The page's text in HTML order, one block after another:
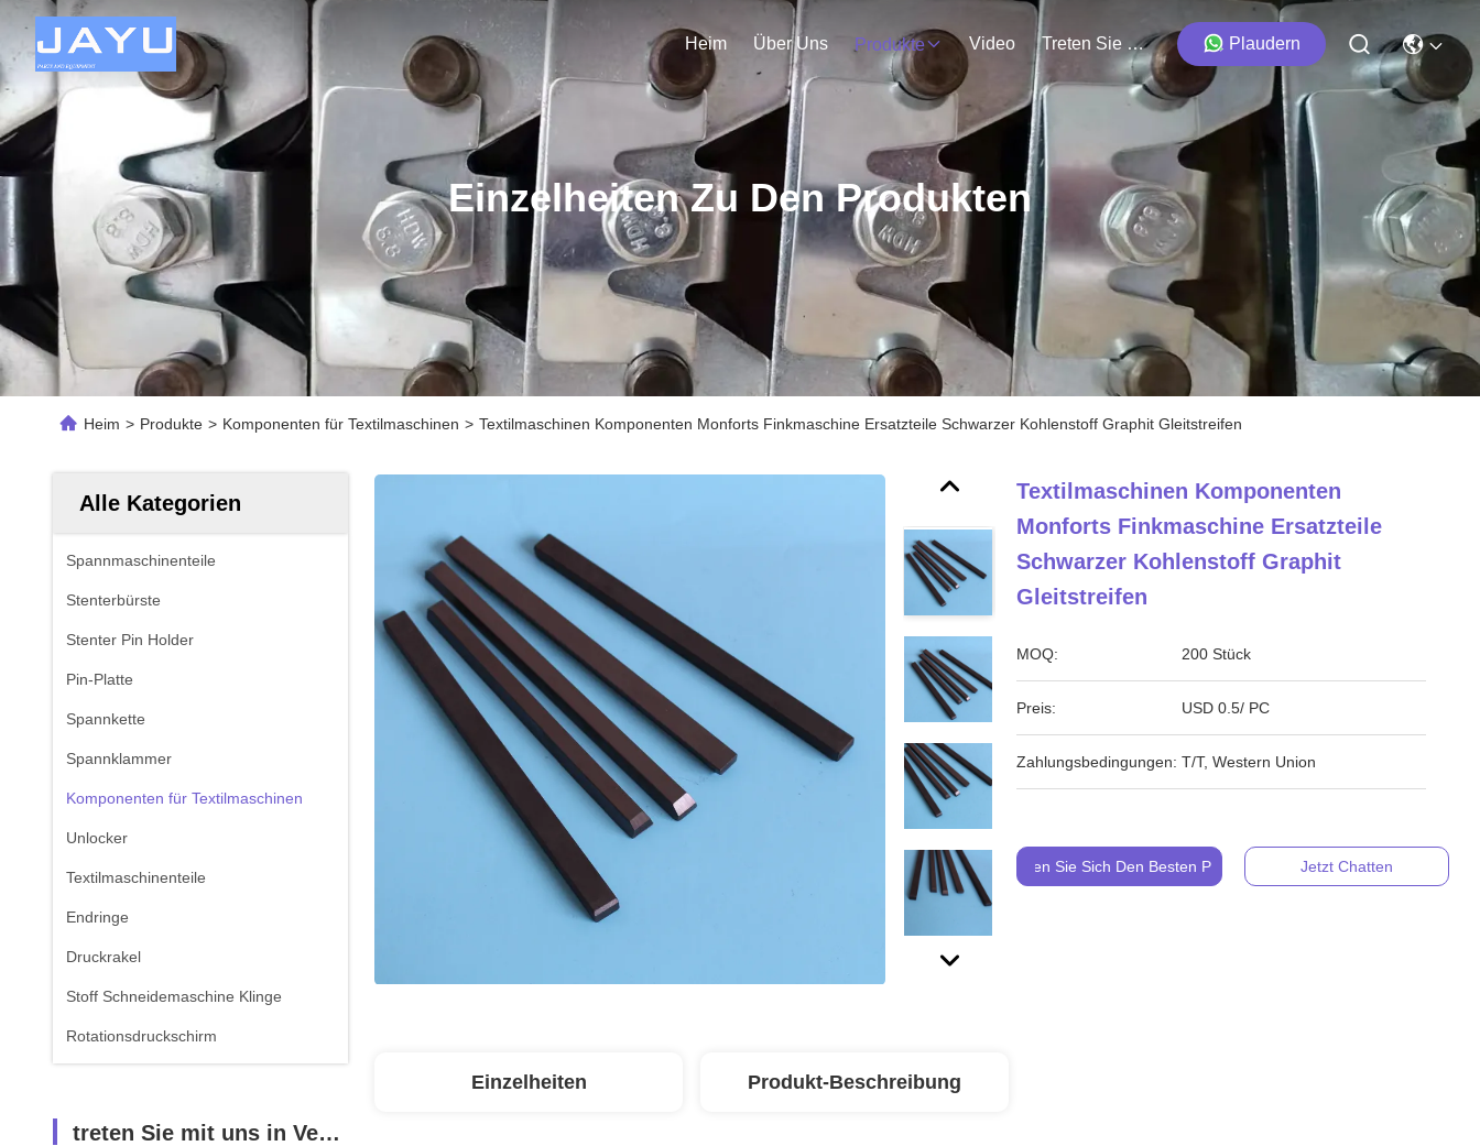
Heim Über Uns Produkte Video Treten Sie Mit Uns In Verbindung Plaudern
Einzelheiten Zu Den Produkten
Heim > Produkte > Komponenten für Textilmaschinen > Textilmaschinen Komponenten Monforts Finkmaschine Ersatzteile Schwarzer Kohlenstoff Graphit Gleitstreifen
Alle Kategorien
Spannmaschinenteile
Stenterbürste
Stenter Pin Holder
Pin-Platte
Spannkette
Spannklammer
Komponenten für Textilmaschinen
Unlocker
Textilmaschinenteile
Endringe
Druckrakel
Stoff Schneidemaschine Klinge
Rotationsdruckschirm
treten Sie mit uns in Verbindung
Textilmaschinen Komponenten
Monforts Finkmaschine Ersatzteile
Schwarzer Kohlenstoff Graphit
Gleitstreifen
MOQ: 200 Stück
Preis: USD 0.5/ PC
Zahlungsbedingungen: T/T, Western Union
Holen Sie Sich Den Besten Preis Jetzt Chatten
Einzelheiten Produkt-Beschreibung